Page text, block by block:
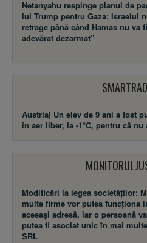
Netanyahu respinge planul de
lui Trump pentru Gaza: Israelul
retrage până când Hamas nu va
adevărat dezarmat”
Austria| Un elev de 9 ani a fost
în aer liber, la -1°C, pentru că nu
Modificări la legea societăţilor:
multe firme vor putea funcţiona
aceeaşi adresă, iar o persoană va
putea fi asociat unic în mai multe
SRL